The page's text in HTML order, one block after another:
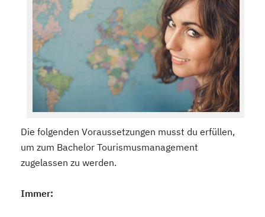
Die folgenden Voraussetzungen musst du erfüllen,
um zum Bachelor Tourismusmanagement
zugelassen zu werden.
Immer: